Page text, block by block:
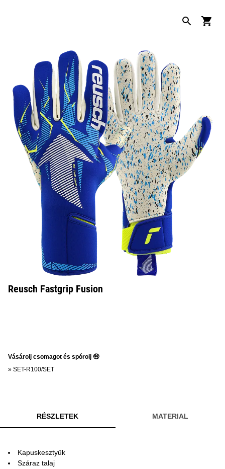
Reusch Fastgrip Fusion
Vásárolj csomagot és spórolj 🤑
» SET-R100/SET
RÉSZLETEK MATERIAL
Kapuskesztyűk
Száraz talaj